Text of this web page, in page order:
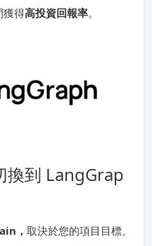
獲得高投資回報率。
換到 LangGrap
， 取決於您的項目目標。